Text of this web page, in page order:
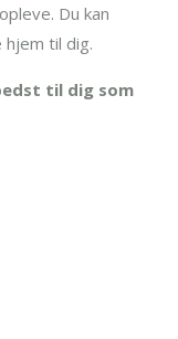
Du kan
hjem til dig.
til dig som